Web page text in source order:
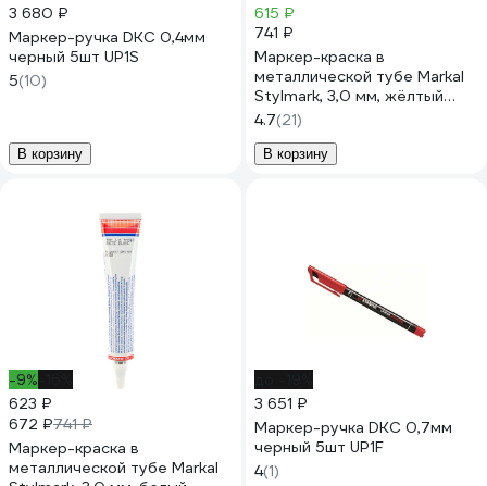
3 680 ₽
Маркер-ручка DKC 0,4мм
черный 5шт UP1S
5(10)
В корзину
615 ₽
741 ₽
Маркер-краска в
металлической тубе Markal
Stylmark, 3,0 мм, жёлтый
96653
4.7(21)
В корзину
-9%
623 ₽
672 ₽741 ₽
Маркер-краска в
металлической тубе Markal
3 651 ₽
Маркер-ручка DKC 0,7мм
черный 5шт UP1F
4(1)